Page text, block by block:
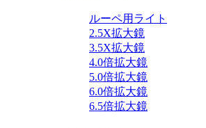
ルーペ用ライト
2.5X拡大鏡
3.5X拡大鏡
4.0倍拡大鏡
5.0倍拡大鏡
6.0倍拡大鏡
6.5倍拡大鏡